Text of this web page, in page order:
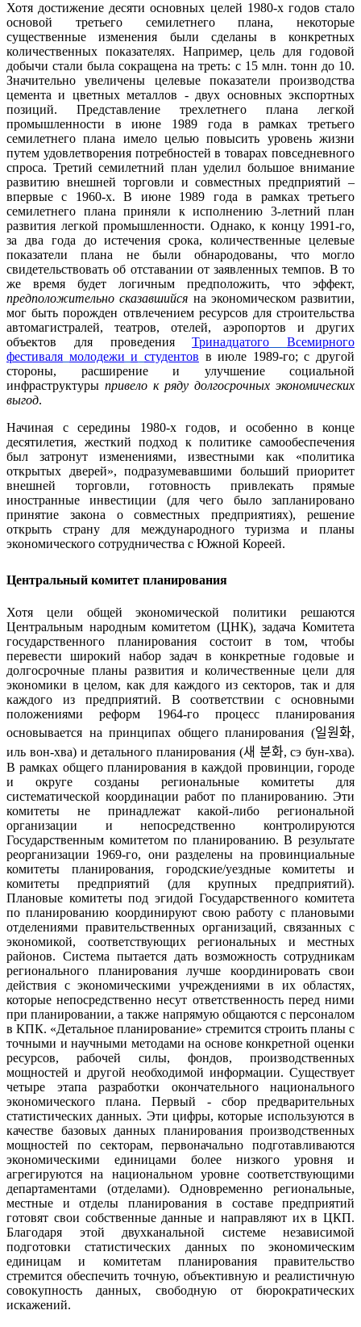
Хотя достижение десяти основных целей 1980-х годов стало
основой третьего семилетнего плана, некоторые
существенные изменения были сделаны в конкретных
количественных показателях. Например, цель для годовой
добычи стали была сокращена на треть: с 15 млн. тонн до 10.
Значительно увеличены целевые показатели производства
цемента и цветных металлов - двух основных экспортных
позиций. Представление трехлетнего плана легкой
промышленности в июне 1989 года в рамках третьего
семилетнего плана имело целью повысить уровень жизни
путем удовлетворения потребностей в товарах повседневного
спроса. Третий семилетний план уделил большое внимание
развитию внешней торговли и совместных предприятий –
впервые с 1960-х. В июне 1989 года в рамках третьего
семилетнего плана приняли к исполнению 3-летний план
развития легкой промышленности. Однако, к концу 1991-го,
за два года до истечения срока, количественные целевые
показатели плана не были обнародованы, что могло
свидетельствовать об отставании от заявленных темпов. В то
же время будет логичным предположить, что эффект,
предположительно сказавшийся на экономическом развитии,
мог быть порожден отвлечением ресурсов для строительства
автомагистралей, театров, отелей, аэропортов и других
объектов для проведенияТринадцатого
Всемирного
фестиваля молодежи и студентов в июле 1989-го; с другой
стороны, расширение и улучшение социальной
инфраструктуры привело к ряду долгосрочных экономических
выгод.
Начиная с середины 1980-х годов, и особенно в конце
десятилетия, жесткий подход к политике самообеспечения
был затронут изменениями, известными как «политика
открытых дверей», подразумевавшими больший приоритет
внешней торговли, готовность привлекать прямые
иностранные инвестиции (для чего было запланировано
принятие закона о совместных предприятиях), решение
открыть страну для международного туризма и планы
экономического сотрудничества с Южной Кореей.
Центральный комитет планирования
Хотя цели общей экономической политики решаются
Центральным народным комитетом (ЦНК), задача Комитета
государственного планирования состоит в том, чтобы
перевести широкий набор задач в конкретные годовые и
долгосрочные планы развития и количественные цели для
экономики в целом, как для каждого из секторов, так и для
каждого из предприятий. В соответствии с основными
положениями реформ 1964-го процесс планирования
основывается на принципах общего планирования (일원화,
иль вон-хва) и детального планирования (새 분화, сэ бун-хва).
В рамках общего планирования в каждой провинции, городе
и округе созданы региональные комитеты для
систематической координации работ по планированию. Эти
комитеты не принадлежат какой-либо региональной
организации и непосредственно контролируются
Государственным комитетом по планированию. В результате
реорганизации 1969-го, они разделены на провинциальные
комитеты планирования, городские/уездные комитеты и
комитеты предприятий (для крупных предприятий).
Плановые комитеты под эгидой Государственного комитета
по планированию координируют свою работу с плановыми
отделениями правительственных организаций, связанных с
экономикой, соответствующих региональных и местных
районов. Система пытается дать возможность сотрудникам
регионального планирования лучше координировать свои
действия с экономическими учреждениями в их областях,
которые непосредственно несут ответственность перед ними
при планировании, а также напрямую общаются с персоналом
в КПК. «Детальное планирование» стремится строить планы с
точными и научными методами на основе конкретной оценки
ресурсов, рабочей силы, фондов, производственных
мощностей и другой необходимой информации. Существует
четыре этапа разработки окончательного национального
экономического плана. Первый - сбор предварительных
статистических данных. Эти цифры, которые используются в
качестве базовых данных планирования производственных
мощностей по секторам, первоначально подготавливаются
экономическими единицами более низкого уровня и
агрегируются на национальном уровне соответствующими
департаментами (отделами). Одновременно региональные,
местные и отделы планирования в составе предприятий
готовят свои собственные данные и направляют их в ЦКП.
Благодаря этой двухканальной системе независимой
подготовки статистических данных по экономическим
единицам и комитетам планирования правительство
стремится обеспечить точную, объективную и реалистичную
совокупность данных, свободную от бюрократических
искажений.